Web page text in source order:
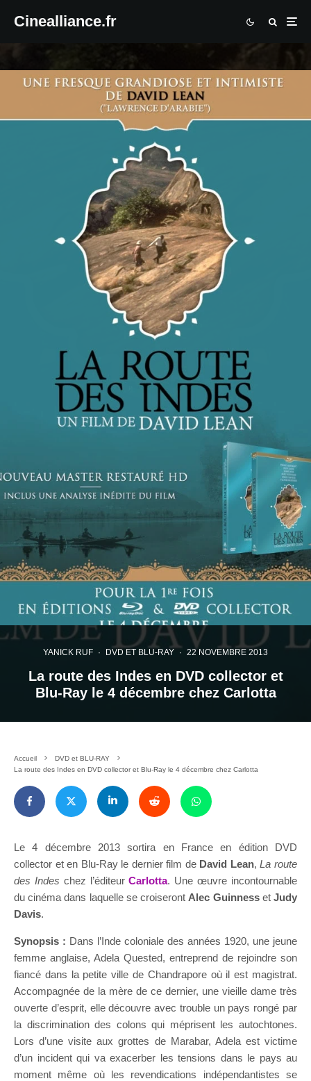
Cinealliance.fr
YANICK RUF · DVD ET BLU-RAY · 22 NOVEMBRE 2013
La route des Indes en DVD collector et
Blu-Ray le 4 décembre chez Carlotta
Accueil
DVD et BLU-RAY
La route des Indes en DVD collector et Blu-Ray le 4 décembre chez Carlotta
Le 4 décembre 2013 sortira en France en édition DVD
collector et en Blu-Ray le dernier film de David Lean,La route
des Indes chez l’éditeurCarlotta. Une œuvre incontournable
du cinéma dans laquelle se croiseront Alec GuinnessetJudy
Davis.
Synopsis : Dans l’Inde coloniale des années 1920, une jeune
femme anglaise, Adela Quested, entreprend de rejoindre son
fiancé dans la petite ville de Chandrapore où il est magistrat.
Accompagnée de la mère de ce dernier, une vieille dame très
ouverte d’esprit, elle découvre avec trouble un pays rongé par
la discrimination des colons qui méprisent les autochtones.
Lors d’une visite aux grottes de Marabar, Adela est victime
d’un incident qui va exacerber les tensions dans le pays au
moment même où les revendications indépendantistes se